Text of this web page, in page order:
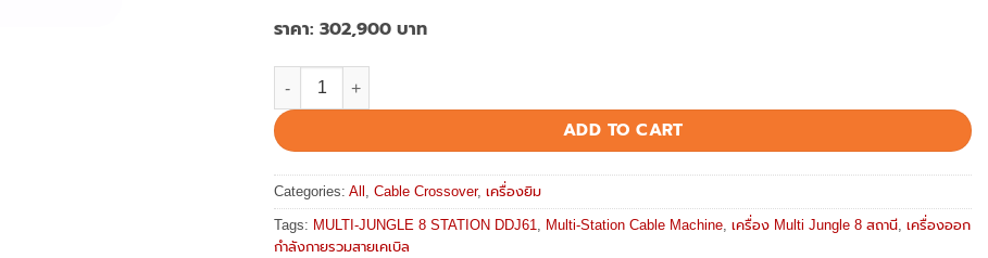
ราคา: 302,900 บาท
MULTI-JUNGLE 8 STATION DDJ61 เครื่องออกกำลังกายรวมสายเคเบิล สำหรับการฝึกหลายสถานี quantity
ADD TO CART
Categories: All Cable Crossover, เครื่องยิม
Tags: MULTI-JUNGLE 8 STATION DDJ61 Multi-Station Cable Machine เครื่อง Multi Jungle 8 สถานี เครื่องออก
กำลังกายรวมสายเคเบิล